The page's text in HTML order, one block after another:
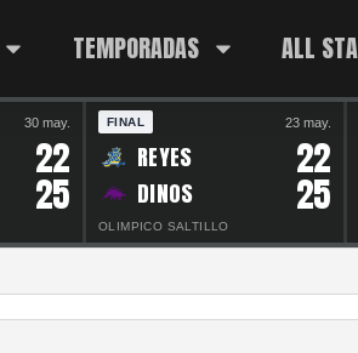
TEMPORADAS ALL
30 may.
22
25
FINAL 23 may.
REYES 22
DINOS 25
OLIMPICO SALTILLO